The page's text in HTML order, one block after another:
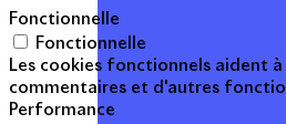
Fonctionnelle
Fonctionnelle
Les cookies fonctionnels aident
commentaires et d'autres
Performance